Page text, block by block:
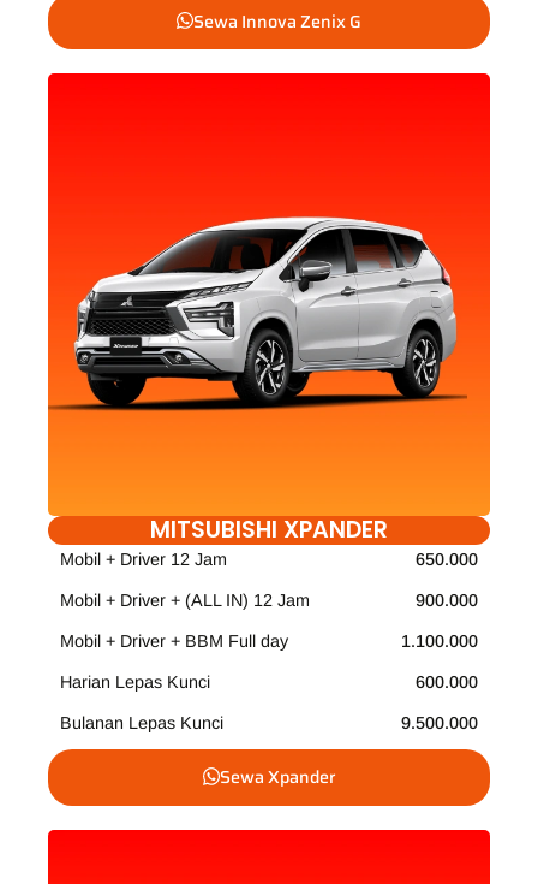
Sewa Innova Zenix G
MITSUBISHI XPANDER
Mobil + Driver 12 Jam 650.000
Mobil + Driver + (ALL IN) 12 Jam 900.000
Mobil + Driver + BBM Full day 1.100.000
Harian Lepas Kunci 600.000
Bulanan Lepas Kunci 9.500.000
Sewa Xpander